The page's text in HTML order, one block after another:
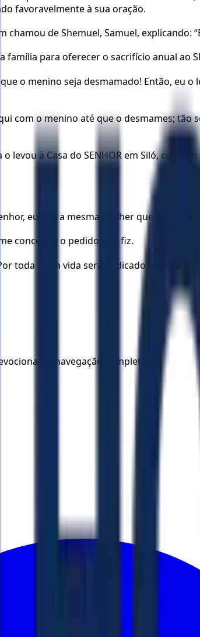
favoravelmente à sua oração.
de Shemuel, Samuel, explicando:
família para oferecer o sacrifício anual ao
o menino seja desmamado! Então, eu
com o menino até que o desmames; tão
levou à Casa do SENHOR em Siló, com
eu sou a mesma mulher que esteve
concedeu o pedido que fiz.
toda a sua vida será dedicado ao
e navegação completa.